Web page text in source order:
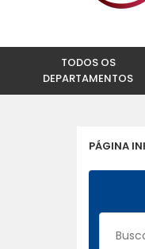
TODOS OS
DEPARTAMENTOS
PÁGINA